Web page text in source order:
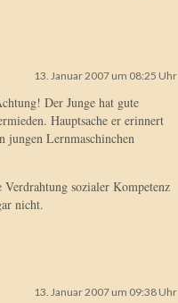
13. Januar 2007 um 08:25 Uhr
Der Junge hat gute
Hauptsache er erinnert
jungen Lernmaschinchen
sozialer Kompetenz
nicht.
13. Januar 2007 um 09:38 Uhr